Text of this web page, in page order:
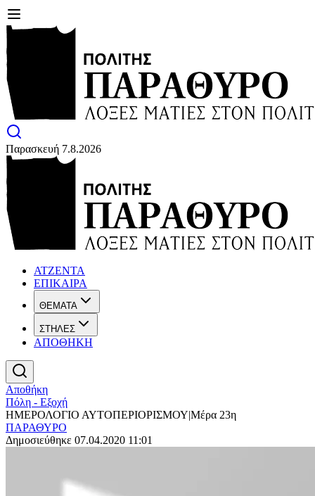
Παρασκευή 7.8.2026
ΑΤΖΕΝΤΑ
ΕΠΙΚΑΙΡΑ
ΘΕΜΑΤΑ
ΣΤΗΛΕΣ
ΑΠΟΘΗΚΗ
Αποθήκη
Πόλη - Εξοχή
ΗΜΕΡΟΛΟΓΙΟ ΑΥΤΟΠΕΡΙΟΡΙΣΜΟΥ|Μέρα 23η
ΠΑΡΑΘΥΡΟ
Δημοσιεύθηκε 07.04.2020 11:01